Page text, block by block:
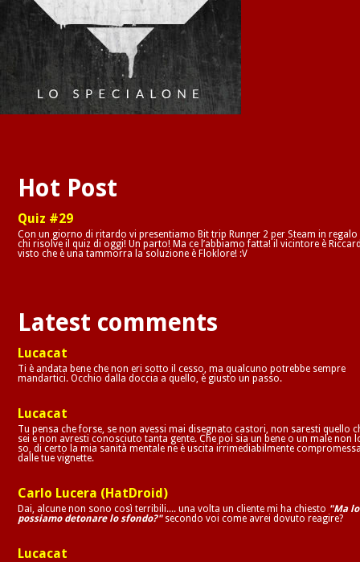
Hot Post
Quiz #29
Con un giorno di ritardo vi presentiamo Bit trip Runner 2 per Steam in regalo
chi risolve il quiz di oggi! Un parto! Ma ce l’abbiamo fatta! il vicintore è
visto che è una tammorra la soluzione è Floklore! :V
Latest comments
Lucacat
Ti è andata bene che non eri sotto il cesso, ma qualcuno potrebbe sempre
mandartici. Occhio dalla doccia a quello, è giusto un passo.
Lucacat
Tu pensa che forse, se non avessi mai disegnato castori, non saresti quello
sei e non avresti conosciuto tanta gente. Che poi sia un bene o un male non
so, di certo la mia sanità mentale ne è uscita irrimediabilmente
dalle tue vignette.
Carlo Lucera (HatDroid)
Dai, alcune non sono così terribili.... una volta un cliente mi ha chiesto "Ma lo
possiamo detonare lo sfondo?"secondo voi come avrei dovuto reagire?
Lucacat